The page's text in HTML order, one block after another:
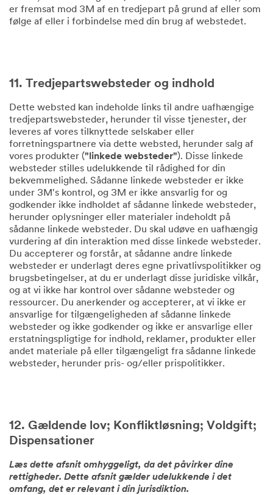
er fremsat mod 3M af en tredjepart på grund af eller som
følge af eller i forbindelse med din brug af webstedet.
11. Tredjepartswebsteder og indhold
Dette websted kan indeholde links til andre uafhængige
tredjepartswebsteder, herunder til visse tjenester, der
leveres af vores tilknyttede selskaber eller
forretningspartnere via dette websted, herunder salg af
vores produkter ("linkede websteder"). Disse linkede
websteder stilles udelukkende til rådighed for din
bekvemmelighed. Sådanne linkede websteder er ikke
under 3M's kontrol, og 3M er ikke ansvarlig for og
godkender ikke indholdet af sådanne linkede websteder,
herunder oplysninger eller materialer indeholdt på
sådanne linkede websteder. Du skal udøve en uafhængig
vurdering af din interaktion med disse linkede websteder.
Du accepterer og forstår, at sådanne andre linkede
websteder er underlagt deres egne privatlivspolitikker og
brugsbetingelser, at du er underlagt disse juridiske vilkår,
og at vi ikke har kontrol over sådanne websteder og
ressourcer. Du anerkender og accepterer, at vi ikke er
ansvarlige for tilgængeligheden af sådanne linkede
websteder og ikke godkender og ikke er ansvarlige eller
erstatningspligtige for indhold, reklamer, produkter eller
andet materiale på eller tilgængeligt fra sådanne linkede
websteder, herunder pris- og/eller prispolitikker.
12. Gældende lov; Konfliktløsning; Voldgift;
Dispensationer
Læs dette afsnit omhyggeligt, da det påvirker dine
rettigheder. Dette afsnit gælder udelukkende i det
omfang, det er relevant i din jurisdiktion.